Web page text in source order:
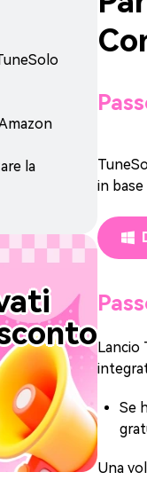
la
in
Lancio
Se
Una